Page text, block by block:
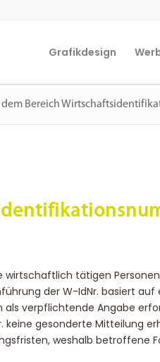
Grafikdesign
Bereich
wirtschaftlich tätigen
der W-IdNr. basiert
verpflichtende Angabe
gesonderte Mitteilung
weshalb betroffene